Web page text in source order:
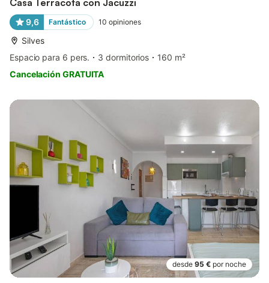
Casa Terracota con Jacuzzi
9,6 Fantástico 10 opiniones
Silves
Espacio para 6 pers.
3 dormitorios
160 m²
Cancelación GRATUITA
desde 95 € por noche